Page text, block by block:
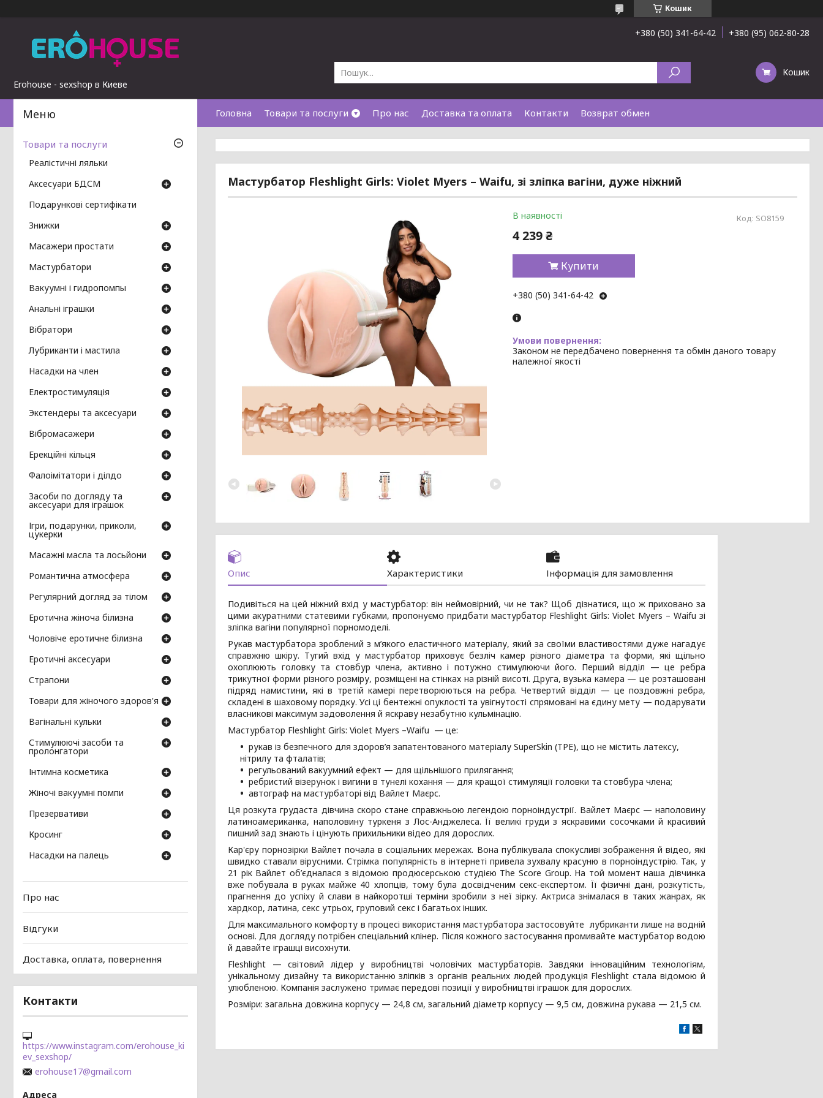
Кошик
Erohouse - sexshop в Киеве
+380 (50) 341-64-42 +380 (95) 062-80-28
Кошик
Головна Товари та послуги Про нас Доставка та оплата Контакти Возврат обмен
Мастурбатор Fleshlight Girls: Violet Myers – Waifu, зі зліпка вагіни, дуже ніжний
В наявності Код: SO8159
4 239 ₴
Купити
+380 (50) 341-64-42
Законом не передбачено повернення та обмін даного товару
належної якості
Опис Характеристики Інформація для замовлення
Подивіться на цей ніжний вхід у мастурбатор: він неймовірний, чи не так? Щоб дізнатися, що ж приховано за
цими акуратними статевими губками, пропонуємо придбати мастурбатор Fleshlight Girls: Violet Myers – Waifu зі
зліпка вагіни популярної порномоделі.
Рукав мастурбатора зроблений з м’якого еластичного матеріалу, який за своїми властивостями дуже нагадує
справжню шкіру. Тугий вхід у мастурбатор приховує безліч камер різного діаметра та форми, які щільно
охоплюють головку та стовбур члена, активно і потужно стимулюючи його. Перший відділ — це ребра
трикутної форми різного розміру, розміщені на стінках на різній висоті. Друга, вузька камера — це розташовані
підряд намистини, які в третій камері перетворюються на ребра. Четвертий відділ — це поздовжні ребра,
складені в шаховому порядку. Усі ці бентежні опуклості та увігнутості спрямовані на єдину мету — подарувати
власникові максимум задоволення й яскраву незабутню кульмінацію.
Мастурбатор Fleshlight Girls: Violet Myers –Waifu — це:
рукав із безпечного для здоров’я запатентованого матеріалу SuperSkin (TPE), що не містить латексу,
нітрилу та фталатів;
регульований вакуумний ефект — для щільнішого прилягання;
ребристий візерунок і вигини в тунелі кохання — для кращої стимуляції головки та стовбура члена;
автограф на мастурбаторі від Вайлет Маєрс.
Ця розкута грудаста дівчина скоро стане справжньою легендою порноіндустрії. Вайлет Маєрс — наполовину
латиноамериканка, наполовину туркеня з Лос-Анджелеса. Її великі груди з яскравими сосочками й красивий
пишний зад знають і цінують прихильники відео для дорослих.
Кар'єру порнозірки Вайлет почала в соціальних мережах. Вона публікувала спокусливі зображення й відео, які
швидко ставали вірусними. Стрімка популярність в інтернеті привела зухвалу красуню в порноіндустрію. Так, у
21 рік Вайлет об’єдналася з відомою продюсерською студією The Score Group. На той момент наша дівчинка
вже побувала в руках майже 40 хлопців, тому була досвідченим секс-експертом. Її фізичні дані, розкутість,
прагнення до успіху й слави в найкоротші терміни зробили з неї зірку. Актриса знімалася в таких жанрах, як
хардкор, латина, секс утрьох, груповий секс і багатьох інших.
Для максимального комфорту в процесі використання мастурбатора застосовуйте лубриканти лише на водній
основі. Для догляду потрібен спеціальний клінер. Після кожного застосування промивайте мастурбатор водою
й давайте іграшці висохнути.
Fleshlight — світовий лідер у виробництві чоловічих мастурбаторів. Завдяки інноваційним технологіям,
унікальному дизайну та використанню зліпків з органів реальних людей продукція Fleshlight стала відомою й
улюбленою. Компанія заслужено тримає передові позиції у виробництві іграшок для дорослих.
Розміри: загальна довжина корпусу — 24,8 см, загальний діаметр корпусу — 9,5 см, довжина рукава — 21,5 см.
Товари та послуги
Реалістичні ляльки
Аксесуари БДСМ
Подарункові сертифікати
Знижки
Масажери простати
Мастурбатори
Вакуумні і гидропомпы
Анальні іграшки
Вібратори
Лубриканти і мастила
Насадки на член
Електростимуляція
Экстендеры та аксесуари
Вібромасажери
Ерекційні кільця
Фалоімітатори і ділдо
Засоби по догляду та
аксесуари для іграшок
Ігри, подарунки, приколи,
цукерки
Масажні масла та лосьйони
Романтична атмосфера
Регулярний догляд за тілом
Еротична жіноча білизна
Чоловіче еротичне білизна
Еротичні аксесуари
Страпони
Товари для жіночого здоров'я
Вагінальні кульки
Стимулюючі засоби та
пролонгатори
Інтимна косметика
Жіночі вакуумні помпи
Презервативи
Кросинг
Насадки на палець
Про нас
Відгуки
Доставка, оплата, повернення
Контакти
https://www.instagram.com/erohouse_ki
ev_sexshop/
erohouse17@gmail.com